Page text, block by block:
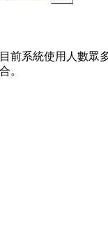
前系統使用人數眾
。